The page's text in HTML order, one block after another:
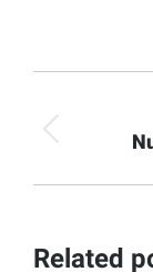
Related